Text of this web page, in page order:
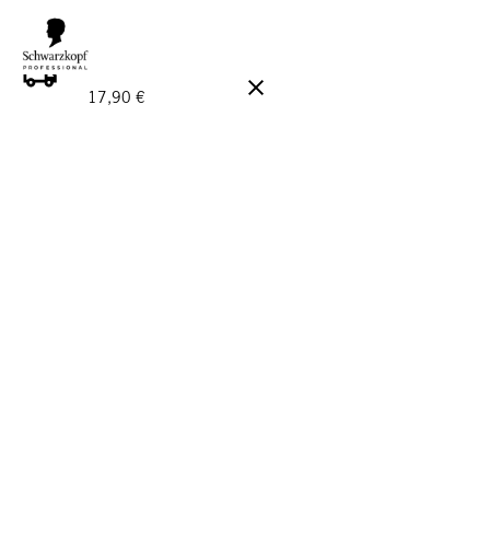
GRATIS LEVERANS PÅ BESTÄLLNINGAR ÖVER 160 €!
17,90 €